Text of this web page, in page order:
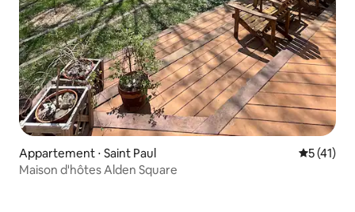
Appartement ⋅ Saint Paul
5 (41)
Maison d'hôtes Alden Square